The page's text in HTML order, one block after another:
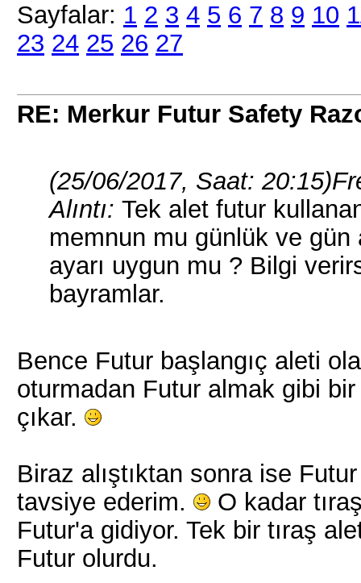
Sayfalar: 1 2 3 4 5 6 7 8 9 10
23 24 25 26 27
RE: Merkur Futur Safety
(25/06/2017, Saat: 20:15)
Alıntı: Tek alet futur
memnun mu günlük ve gün
ayarı uygun mu ? Bilgi
bayramlar.
Bence Futur başlangıç aleti
oturmadan Futur almak gibi
çıkar.
Biraz alıştıktan sonra ise
tavsiye ederim.
O kadar
Futur'a gidiyor. Tek bir tıraş
Futur olurdu.